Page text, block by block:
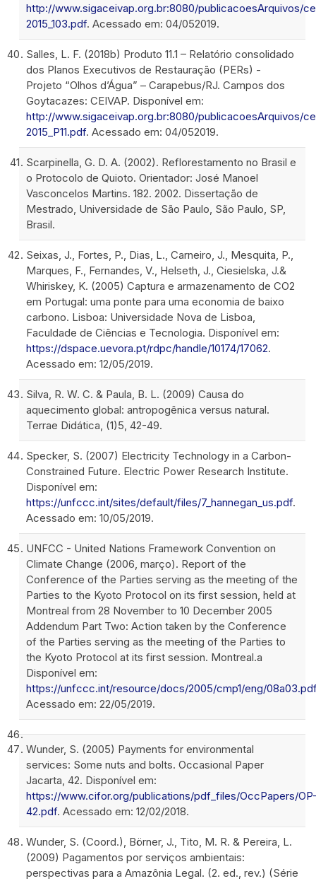
http://www.sigaceivap.org.br:8080/publicacoesArquivos/
2015_103.pdf. Acessado em: 04/052019.
Salles, L. F. (2018b) Produto 11.1 – Relatório consolidado
dos Planos Executivos de Restauração (PERs) -
Projeto “Olhos d’Água” – Carapebus/RJ. Campos dos
Goytacazes: CEIVAP. Disponível em:
http://www.sigaceivap.org.br:8080/publicacoesArquivos/
2015_P11.pdf. Acessado em: 04/052019.
Scarpinella, G. D. A. (2002). Reflorestamento no Brasil e
o Protocolo de Quioto. Orientador: José Manoel
Vasconcelos Martins. 182. 2002. Dissertação de
Mestrado, Universidade de São Paulo, São Paulo, SP,
Brasil.
Seixas, J., Fortes, P., Dias, L., Carneiro, J., Mesquita, P.,
Marques, F., Fernandes, V., Helseth, J., Ciesielska, J.&
Whiriskey, K. (2005) Captura e armazenamento de CO2
em Portugal: uma ponte para uma economia de baixo
carbono. Lisboa: Universidade Nova de Lisboa,
Faculdade de Ciências e Tecnologia. Disponível em:
https://dspace.uevora.pt/rdpc/handle/10174/17062.
Acessado em: 12/05/2019.
Silva, R. W. C. & Paula, B. L. (2009) Causa do
aquecimento global: antropogênica versus natural.
Terrae Didática, (1)5, 42-49.
Specker, S. (2007) Electricity Technology in a Carbon-
Constrained Future. Electric Power Research Institute.
Disponível em:
https://unfccc.int/sites/default/files/7_hannegan_us.pdf.
Acessado em: 10/05/2019.
UNFCC - United Nations Framework Convention on
Climate Change (2006, março). Report of the
Conference of the Parties serving as the meeting of the
Parties to the Kyoto Protocol on its first session, held at
Montreal from 28 November to 10 December 2005
Addendum Part Two: Action taken by the Conference
of the Parties serving as the meeting of the Parties to
the Kyoto Protocol at its first session. Montreal.a
Disponível em:
https://unfccc.int/resource/docs/2005/cmp1/eng/08a03.pdf
Acessado em: 22/05/2019.
Wunder, S. (2005) Payments for environmental
services: Some nuts and bolts. Occasional Paper
Jacarta, 42. Disponível em:
https://www.cifor.org/publications/pdf_files/OccPapers/
42.pdf. Acessado em: 12/02/2018.
Wunder, S. (Coord.), Börner, J., Tito, M. R. & Pereira, L.
(2009) Pagamentos por serviços ambientais:
perspectivas para a Amazônia Legal. (2. ed., rev.) (Série